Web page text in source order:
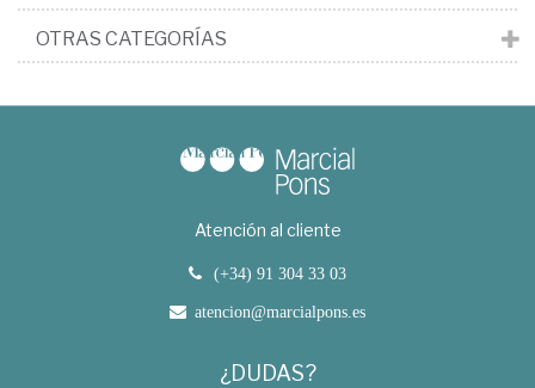
OTRAS CATEGORÍAS
Atención al cliente
(+34) 91 304 33 03
atencion@marcialpons.es
¿DUDAS?